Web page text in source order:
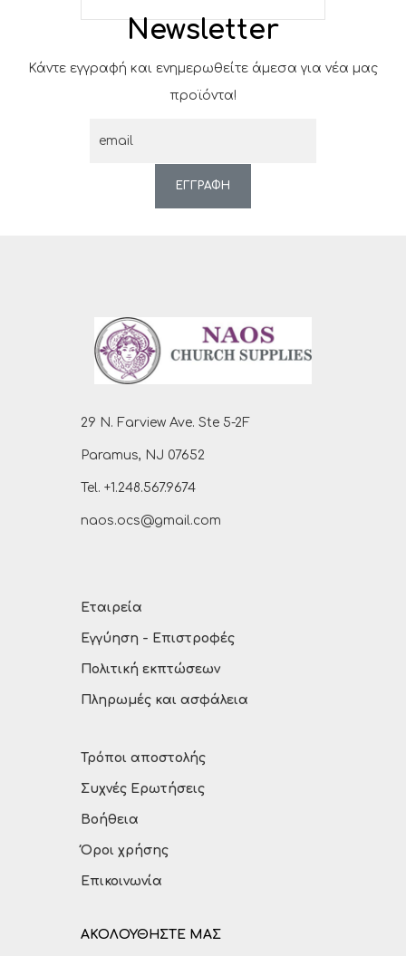
Newsletter
Κάντε εγγραφή και ενημερωθείτε άμεσα για νέα μας
προϊόντα!
ΕΓΓΡΑΦΗ
29 N. Farview Ave. Ste 5-2F
Paramus, NJ 07652
Tel. +1.248.567.9674
naos.ocs@gmail.com
Εταιρεία
Εγγύηση - Επιστροφές
Πολιτική εκπτώσεων
Πληρωμές και ασφάλεια
Τρόποι αποστολής
Συχνές Ερωτήσεις
Βοήθεια
Όροι χρήσης
Επικοινωνία
ΑΚΟΛΟΥΘΗΣΤΕ ΜΑΣ